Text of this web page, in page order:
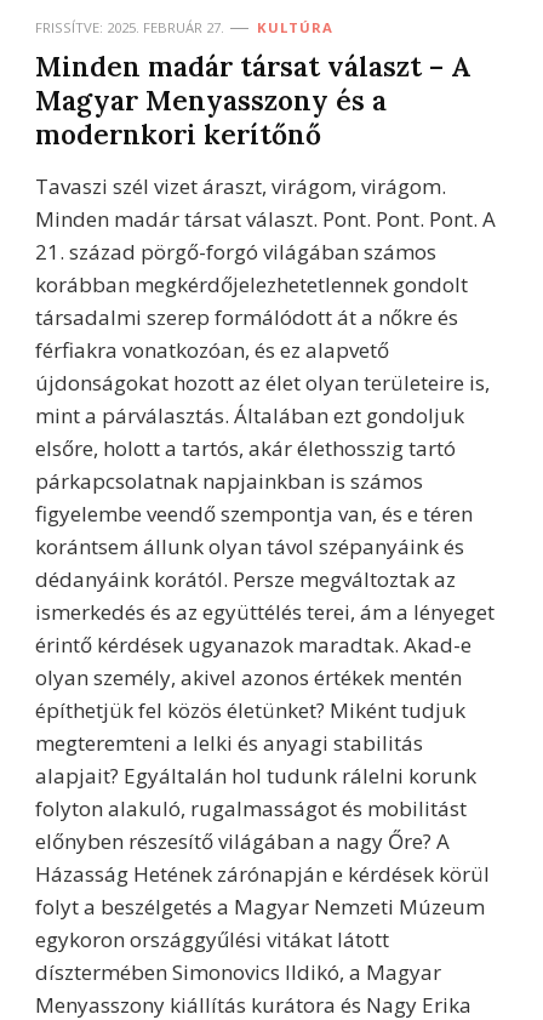
FRISSÍTVE: 2025. FEBRUÁR 27. KULTÚRA
Minden madár társat választ – A
Magyar Menyasszony és a
modernkori kerítőnő
Tavaszi szél vizet áraszt, virágom, virágom.
Minden madár társat választ. Pont. Pont. Pont. A
21. század pörgő-forgó világában számos
korábban megkérdőjelezhetetlennek gondolt
társadalmi szerep formálódott át a nőkre és
férfiakra vonatkozóan, és ez alapvető
újdonságokat hozott az élet olyan területeire is,
mint a párválasztás. Általában ezt gondoljuk
elsőre, holott a tartós, akár élethosszig tartó
párkapcsolatnak napjainkban is számos
figyelembe veendő szempontja van, és e téren
korántsem állunk olyan távol szépanyáink és
dédanyáink korától. Persze megváltoztak az
ismerkedés és az együttélés terei, ám a lényeget
érintő kérdések ugyanazok maradtak. Akad-e
olyan személy, akivel azonos értékek mentén
építhetjük fel közös életünket? Miként tudjuk
megteremteni a lelki és anyagi stabilitás
alapjait? Egyáltalán hol tudunk rálelni korunk
folyton alakuló, rugalmasságot és mobilitást
előnyben részesítő világában a nagy Őre? A
Házasság Hetének zárónapján e kérdések körül
folyt a beszélgetés a Magyar Nemzeti Múzeum
egykoron országgyűlési vitákat látott
dísztermében Simonovics Ildikó, a Magyar
Menyasszony kiállítás kurátora és Nagy Erika